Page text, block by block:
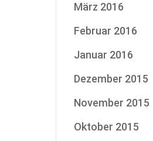
März 2016
Februar 2016
Januar 2016
Dezember 2015
November 2015
Oktober 2015